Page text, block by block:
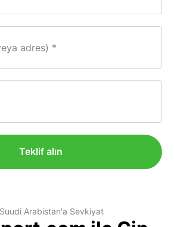
adres)
Teklif alın
Arabistan'a Sevkiyat